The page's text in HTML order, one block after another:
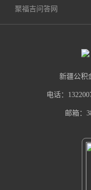
聚福吉问答网
新疆公积
电话：
邮箱：